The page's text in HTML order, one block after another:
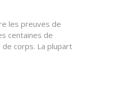
les preuves de
centaines de
corps. La plupart